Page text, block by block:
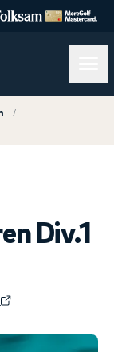
/
Div.1